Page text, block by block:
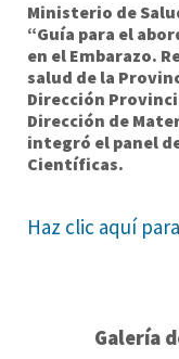
Ministerio de
“Guía para el
en el Embarazo.
salud de la
Dirección
Dirección de
integró el panel
Científicas.
Haz clic aquí
Galería